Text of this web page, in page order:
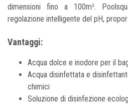
dimensioni fino a 100m3.
regolazione intelligente del pH,
Vantaggi:
Acqua dolce e inodore per il
Acqua disinfettata e
chimici
Soluzione di disinfezione